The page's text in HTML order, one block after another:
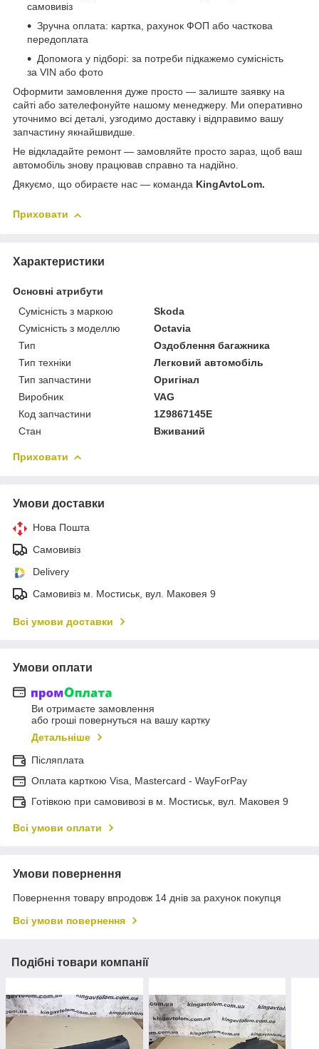
самовивіз
Зручна оплата: картка, рахунок ФОП або часткова
передоплата
Допомога у підборі: за потреби підкажемо сумісність
за VIN або фото
Оформити замовлення дуже просто — залиште заявку на
сайті або зателефонуйте нашому менеджеру. Ми оперативно
уточнимо всі деталі, узгодимо доставку і відправимо вашу
запчастину якнайшвидше.
Не відкладайте ремонт — замовляйте просто зараз, щоб ваш
автомобіль знову працював справно та надійно.
Дякуємо, що обираєте нас — команда KingAvtoLom.
Приховати
Характеристики
Основні атрибути
Сумісність з маркою
Skoda
Сумісність з моделлю
Octavia
Тип
Оздоблення багажника
Тип техніки
Легковий автомобіль
Тип запчастини
Оригінал
Виробник
VAG
Код запчастини
1Z9867145E
Стан
Вживаний
Приховати
Умови доставки
Нова Пошта
Самовивіз
Delivery
Самовивіз м. Мостиськ, вул. Маковея 9
Всі умови доставки
Умови оплати
Ви отримаєте замовлення
або гроші повернуться на вашу картку
Детальніше
Післяплата
Оплата карткою Visa, Mastercard - WayForPay
Готівкою при самовивозі в м. Мостиськ, вул. Маковея 9
Всі умови оплати
Умови повернення
Повернення товару впродовж 14 днів за рахунок покупця
Всі умови повернення
Подібні товари компанії